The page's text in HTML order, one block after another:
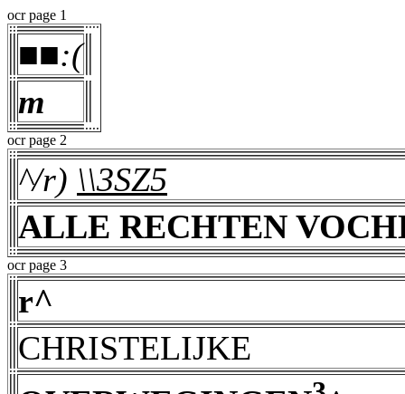
ocr page 1
■■:(
m
ocr page 2
^/r) \\3SZ5
ALLE RECHTEN
ocr page 3
r^
CHRISTELIJKE